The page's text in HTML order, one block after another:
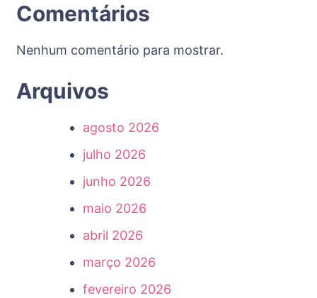
Comentários
Nenhum comentário para mostrar.
Arquivos
agosto 2026
julho 2026
junho 2026
maio 2026
abril 2026
março 2026
fevereiro 2026